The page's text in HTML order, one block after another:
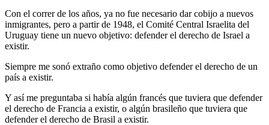
Con el correr de los años, ya no fue necesario dar cobijo a nuevos
inmigrantes, pero a partir de 1948, el Comité Central Israelita del
Uruguay tiene un nuevo objetivo: defender el derecho de Israel a
existir.
Siempre me sonó extraño como objetivo defender el derecho de un
país a existir.
Y así me preguntaba si había algún francés que tuviera que defender
el derecho de Francia a existir, o algún brasileño que tuviera que
defender el derecho de Brasil a existir.